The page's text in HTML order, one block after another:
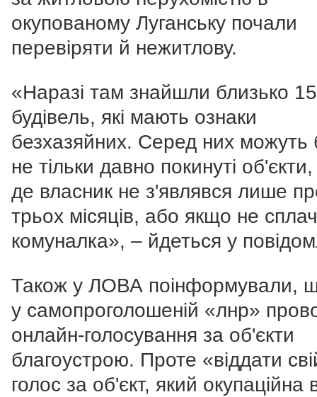
окупованому Луганську почали
перевіряти й нежитлову.
«Наразі там знайшли близько
будівель, які мають ознаки
безхазяйних. Серед них можуть
не тільки давно покинуті об'єкти,
де власник не з'являвся лише
трьох місяців, або якщо не
комуналка», – йдеться у
Також у ЛОВА поінформували,
у самопроголошеній «лнр»
онлайн-голосування за об'єкти
благоустрою. Проте «віддати
голос за об'єкт, який окупаційна